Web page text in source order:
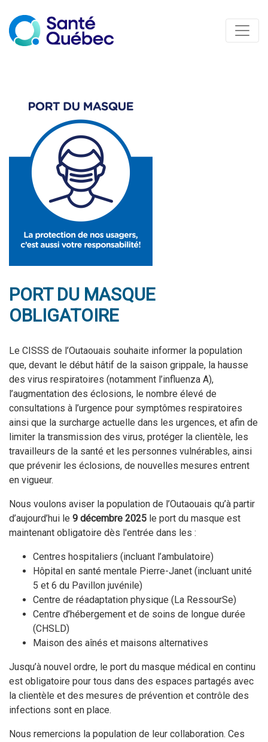
PORT DU MASQUE
OBLIGATOIRE
Le CISSS de l’Outaouais souhaite informer la population
que, devant le début hâtif de la saison grippale, la hausse
des virus respiratoires (notamment l’influenza A),
l’augmentation des éclosions, le nombre élevé de
consultations à l’urgence pour symptômes respiratoires
ainsi que la surcharge actuelle dans les urgences, et afin de
limiter la transmission des virus, protéger la clientèle, les
travailleurs de la santé et les personnes vulnérables, ainsi
que prévenir les éclosions, de nouvelles mesures entrent
en vigueur.
Nous voulons aviser la population de l’Outaouais qu’à partir
d’aujourd’hui le 9 décembre 2025 le port du masque est
maintenant obligatoire dès l'entrée dans les :
Centres hospitaliers (incluant l’ambulatoire)
Hôpital en santé mentale Pierre-Janet (incluant unité
5 et 6 du Pavillon juvénile)
Centre de réadaptation physique (La RessourSe)
Centre d’hébergement et de soins de longue durée
(CHSLD)
Maison des aînés et maisons alternatives
Jusqu’à nouvel ordre, le port du masque médical en continu
est obligatoire pour tous dans des espaces partagés avec
la clientèle et des mesures de prévention et contrôle des
infections sont en place.
Nous remercions la population de leur collaboration. Ces